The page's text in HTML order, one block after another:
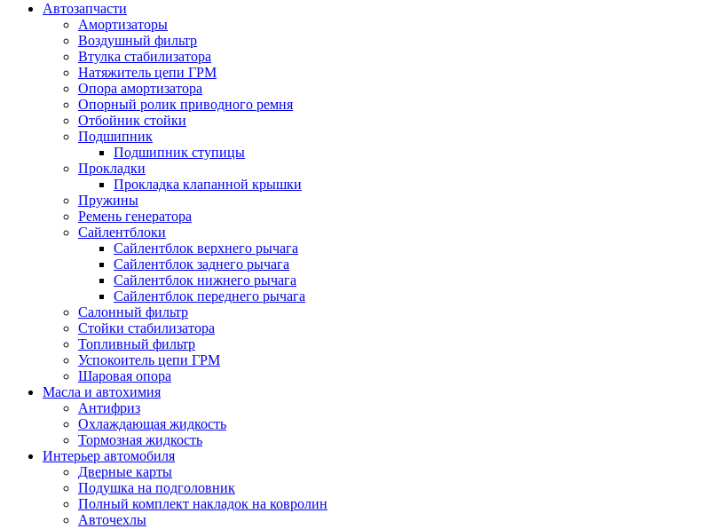
Автозапчасти
Амортизаторы
Воздушный фильтр
Втулка стабилизатора
Натяжитель цепи ГРМ
Опора амортизатора
Опорный ролик приводного ремня
Отбойник стойки
Подшипник
Подшипник ступицы
Прокладки
Прокладка клапанной крышки
Пружины
Ремень генератора
Сайлентблоки
Сайлентблок верхнего рычага
Сайлентблок заднего рычага
Сайлентблок нижнего рычага
Сайлентблок переднего рычага
Салонный фильтр
Стойки стабилизатора
Топливный фильтр
Успокоитель цепи ГРМ
Шаровая опора
Масла и автохимия
Антифриз
Охлаждающая жидкость
Тормозная жидкость
Интерьер автомобиля
Дверные карты
Подушка на подголовник
Полный комплект накладок на ковролин
Авточехлы